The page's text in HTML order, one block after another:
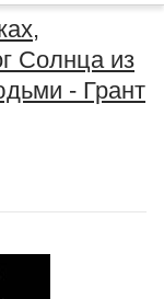
Солнца из
- Грант